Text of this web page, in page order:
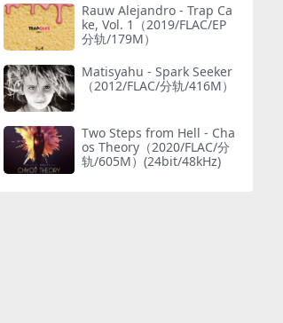
Rauw Alejandro - Trap Ca
ke, Vol. 1（2019/FLAC/EP
分轨/179M）
Matisyahu - Spark Seeker
（2012/FLAC/分轨/416M）
Two Steps from Hell - Cha
os Theory（2020/FLAC/分
轨/605M）(24bit/48kHz)